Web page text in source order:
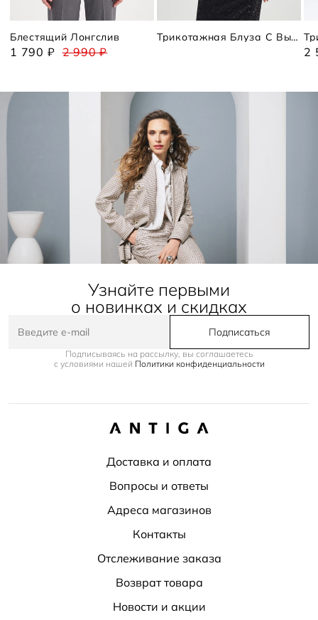
Блестящий Лонгслив
1 790 ₽ 2 990 ₽
Трикотажная Блуза С Высоким Горлом
2
Узнайте первыми
о новинках и скидках
Подписаться
Подписываясь на рассылку, вы соглашаетесь
с условиями нашей Политики конфиденциальности
Доставка и оплата
Вопросы и ответы
Адреса магазинов
Контакты
Отслеживание заказа
Возврат товара
Новости и акции